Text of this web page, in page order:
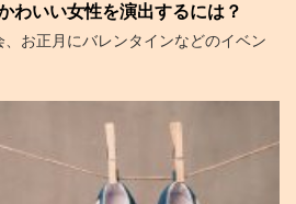
わいい女性を演出するには？
お正月にバレンタインなどのイベン